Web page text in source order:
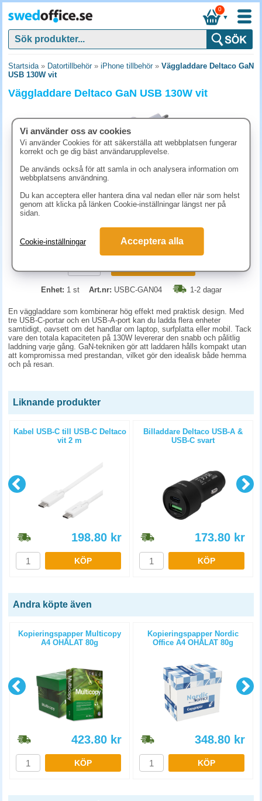
▼
0
Startsida» Datortillbehör» iPhone tillbehör» Väggladdare Deltaco GaN
USB 130W vit
Väggladdare Deltaco GaN USB 130W vit
986.30 kr (inkl. moms)
Enhet: 1 st Art.nr: USBC-GAN04 1-2 dagar
En väggladdare som kombinerar hög effekt med praktisk design. Med
tre USB-C-portar och en USB-A-port kan du ladda flera enheter
samtidigt, oavsett om det handlar om laptop, surfplatta eller mobil. Tack
vare den totala kapaciteten på 130W levererar den snabb och pålitlig
laddning varje gång. GaN-tekniken gör att laddaren hålls kompakt utan
att kompromissa med prestandan, vilket gör den idealisk både hemma
och på resan.
Liknande produkter
Kabel USB-C till USB-C Deltaco
vit 2 m
198.80 kr
KÖP
Billaddare Deltaco USB-A &
USB-C svart
173.80 kr
KÖP
Andra köpte även
Kopieringspapper Multicopy
A4 OHÅLAT 80g
423.80 kr
KÖP
Kopieringspapper Nordic
Office A4 OHÅLAT 80g
348.80 kr
KÖP
Vi använder oss av cookies
Vi använder Cookies för att säkerställa att webbplatsen fungerar
korrekt och ge dig bäst användarupplevelse.
De används också för att samla in och analysera information om
webbplatsens användning.
Du kan acceptera eller hantera dina val nedan eller när som helst
genom att klicka på länken Cookie-inställningar längst ner på
sidan.
Cookie-inställningar Acceptera alla